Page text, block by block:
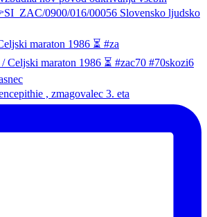
maraton 1986 ⏳ #za
, zmagovalec 3. eta